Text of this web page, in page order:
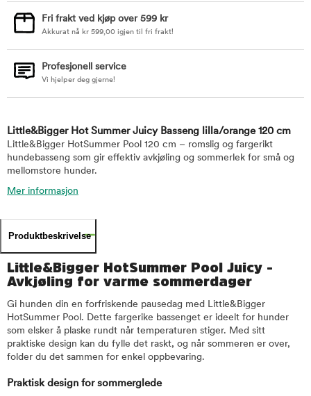
Fri frakt ved kjøp over 599 kr
Akkurat nå kr 599,00 igjen til fri frakt!
Profesjonell service
Vi hjelper deg gjerne!
Little&Bigger Hot Summer Juicy Basseng lilla/orange 120 cm
Little&Bigger HotSummer Pool 120 cm – romslig og fargerikt
hundebasseng som gir effektiv avkjøling og sommerlek for små og
mellomstore hunder.
Mer informasjon
Produktbeskrivelse
Little&Bigger HotSummer Pool Juicy -
Avkjøling for varme sommerdager
Gi hunden din en forfriskende pausedag med Little&Bigger
HotSummer Pool. Dette fargerike bassenget er ideelt for hunder
som elsker å plaske rundt når temperaturen stiger. Med sitt
praktiske design kan du fylle det raskt, og når sommeren er over,
folder du det sammen for enkel oppbevaring.
Praktisk design for sommerglede